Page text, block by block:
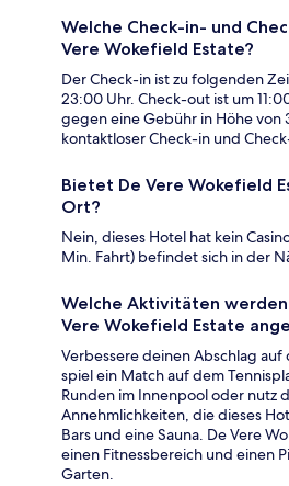
Welche Check-in- und
Vere Wokefield Estate?
Der Check-in ist zu folgenden
23:00 Uhr. Check-out ist um
gegen eine Gebühr in Höhe von
kontaktloser Check-in und
Bietet De Vere Wokefield
Ort?
Nein, dieses Hotel hat kein
Min. Fahrt) befindet sich in der
Welche Aktivitäten
Vere Wokefield Estate
Verbessere deinen Abschlag
spiel ein Match auf dem
Runden im Innenpool oder nutz
Annehmlichkeiten, die dieses
Bars und eine Sauna. De Vere
einen Fitnessbereich und einen
Garten.